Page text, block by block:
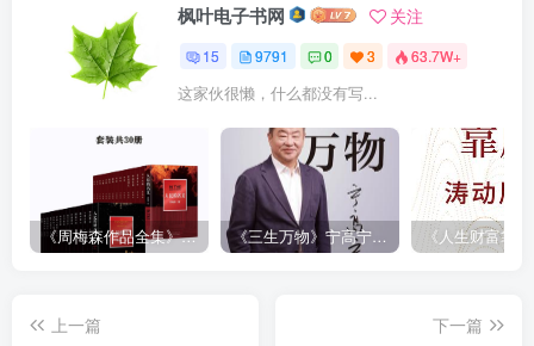
枫叶电子书网 关注
15 9791 0 3 63.7W+
这家伙很懒，什么都没有写...
《周梅森作品全集》[共30册] 《三生万物》宁高宁（epub+mobi+azw3+pdf）
上一篇
下一篇